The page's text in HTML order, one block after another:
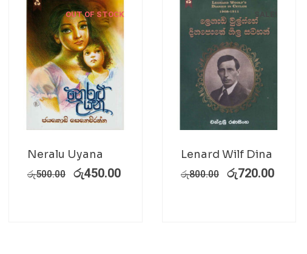
OUT OF STOCK
Neralu Uyana
රු500.00 රු450.00
Lenard Wilf Dina
රු800.00 රු720.00